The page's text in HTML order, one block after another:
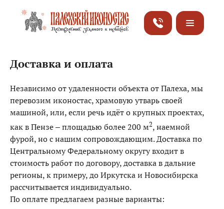
Доставка и оплата
Независимо от удаленности объекта от Палеха, мы
перевозим иконостас, храмовую утварь своей
машиной, или, если речь идёт о крупных проектах,
как в Пензе – площадью более 200 м2, наемной
фурой, но с нашим сопровождающим. Доставка по
Центральному Федеральному округу входит в
стоимость работ по договору, доставка в дальние
регионы, к примеру, до Иркутска и Новосибирска
рассчитывается индивидуально.
По оплате предлагаем разные варианты: